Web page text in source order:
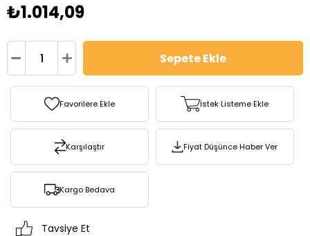
₺1.014,09
Favorilere Ekle İstek Listeme Ekle
Karşılaştır Fiyat Düşünce Haber Ver
Kargo Bedava
Tavsiye Et